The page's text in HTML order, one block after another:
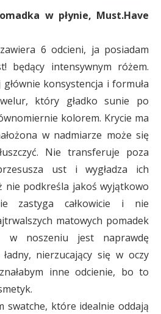
w płynie, Must.Have
6 odcieni, ja posiadam
będący intensywnym różem.
konsystencja i formuła
który gładko sunie po
kolorem. Krycie ma
w nadmiarze może się
Nie transferuje poza
ust i wygładza ich
podkreśla jakoś wyjątkowo
zastyga całkowicie i nie
matowych pomadek
w noszeniu jest naprawdę
nierzucający się w oczy
inne odcienie, bo to
swatche, które idealnie oddają